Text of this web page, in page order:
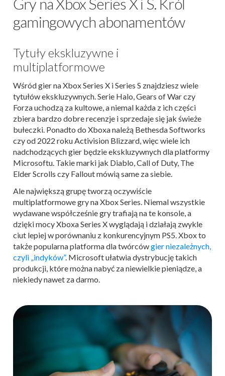
Gry na Xbox Series X i S. Król
gamingowych abonamentów
Tytuły ekskluzywne i
multiplatformowe
Wśród gier na Xbox Series X i Series S znajdziesz wiele
tytułów ekskluzywnych. Serie Halo, Gears of War czy
Forza uchodzą za kultowe, a niemal każda z ich części
zbiera bardzo dobre recenzje i sprzedaje się jak świeże
bułeczki. Ponadto do Xboxa należą Bethesda Softworks
czy od 2022 roku Activision Blizzard, więc wiele ich
nadchodzących gier będzie ekskluzywnych dla platformy
Microsoftu. Takie marki jak Diablo, Call of Duty, The
Elder Scrolls czy Fallout mówią same za siebie.
Ale największą grupę tworzą oczywiście
multiplatformowe gry na Xbox Series. Niemal wszystkie
wydawane współcześnie gry trafiają na te konsole, a
dzięki mocy Xboxa Series X wyglądają i działają zwykle
ciut lepiej w porównaniu z konkurencyjnym PS5. Xbox to
także popularna platforma dla twórcówgier niezależnych,
czyli „indyków”. Microsoft ułatwia dystrybucję takich
produkcji, które można nabyć za niewielkie pieniądze, a
niekiedy nawet za darmo.